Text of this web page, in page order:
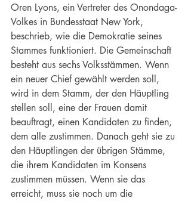
Oren Lyons, ein Vertreter des Onondaga-
Volkes in Bundesstaat New York,
beschrieb, wie die Demokratie seines
Stammes funktioniert. Die Gemeinschaft
besteht aus sechs Volksstämmen. Wenn
ein neuer Chief gewählt werden soll,
wird in dem Stamm, der den Häuptling
stellen soll, eine der Frauen damit
beauftragt, einen Kandidaten zu finden,
dem alle zustimmen. Danach geht sie zu
den Häuptlingen der übrigen Stämme,
die ihrem Kandidaten im Konsens
zustimmen müssen. Wenn sie das
erreicht, muss sie noch um die